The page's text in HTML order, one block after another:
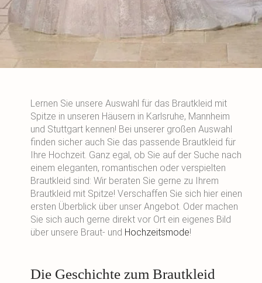
Lernen Sie unsere Auswahl für das Brautkleid mit
Spitze in unseren Häusern in Karlsruhe, Mannheim
und Stuttgart kennen! Bei unserer großen Auswahl
finden sicher auch Sie das passende Brautkleid für
Ihre Hochzeit. Ganz egal, ob Sie auf der Suche nach
einem eleganten, romantischen oder verspielten
Brautkleid sind: Wir beraten Sie gerne zu Ihrem
Brautkleid mit Spitze! Verschaffen Sie sich hier einen
ersten Überblick über unser Angebot. Oder machen
Sie sich auch gerne direkt vor Ort ein eigenes Bild
über unsere Braut- und Hochzeitsmode!
Die Geschichte zum Brautkleid